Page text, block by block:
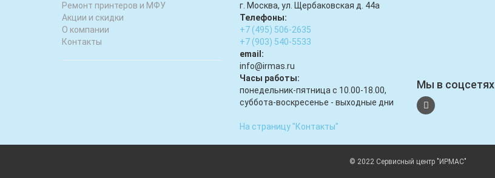
Ремонт принтеров и МФУ
Акции и скидки
О компании
Контакты
г. Москва, ул. Щербаковская д. 44а
Телефоны:
+7 (495) 506-2635
+7 (903) 540-5533
email:
infо@irmas.ru
Часы работы:
понедельник-пятница с 10.00-18.00,
суббота-воскресенье - выходные дни
На страницу "Контакты"
Мы в соцсетях
© 2022 Сервисный центр "ИРМАС"